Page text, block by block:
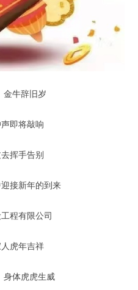
牛辞旧岁
即将敲响
挥手告别
接新年的到来
程有限公司
虎年吉祥
体虎虎生威